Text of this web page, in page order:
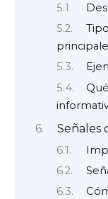
Señales